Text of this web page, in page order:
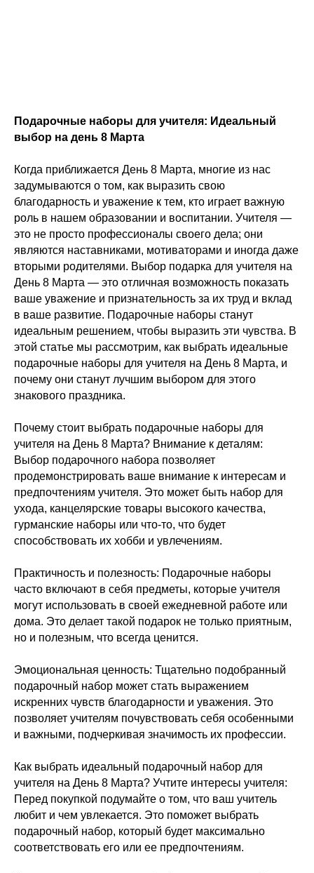
Подарочные наборы для учителя: Идеальный
выбор на день 8 Марта
Когда приближается День 8 Марта, многие из нас
задумываются о том, как выразить свою
благодарность и уважение к тем, кто играет важную
роль в нашем образовании и воспитании. Учителя —
это не просто профессионалы своего дела; они
являются наставниками, мотиваторами и иногда даже
вторыми родителями. Выбор подарка для учителя на
День 8 Марта — это отличная возможность показать
ваше уважение и признательность за их труд и вклад
в ваше развитие. Подарочные наборы станут
идеальным решением, чтобы выразить эти чувства. В
этой статье мы рассмотрим, как выбрать идеальные
подарочные наборы для учителя на День 8 Марта, и
почему они станут лучшим выбором для этого
знакового праздника.
Почему стоит выбрать подарочные наборы для
учителя на День 8 Марта? Внимание к деталям:
Выбор подарочного набора позволяет
продемонстрировать ваше внимание к интересам и
предпочтениям учителя. Это может быть набор для
ухода, канцелярские товары высокого качества,
гурманские наборы или что-то, что будет
способствовать их хобби и увлечениям.
Практичность и полезность: Подарочные наборы
часто включают в себя предметы, которые учителя
могут использовать в своей ежедневной работе или
дома. Это делает такой подарок не только приятным,
но и полезным, что всегда ценится.
Эмоциональная ценность: Тщательно подобранный
подарочный набор может стать выражением
искренних чувств благодарности и уважения. Это
позволяет учителям почувствовать себя особенными
и важными, подчеркивая значимость их профессии.
Как выбрать идеальный подарочный набор для
учителя на День 8 Марта? Учтите интересы учителя:
Перед покупкой подумайте о том, что ваш учитель
любит и чем увлекается. Это поможет выбрать
подарочный набор, который будет максимально
соответствовать его или ее предпочтениям.